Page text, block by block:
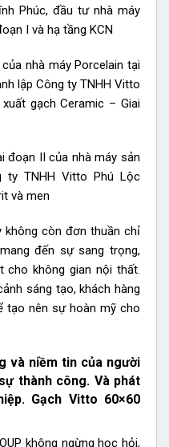
Phúc, đầu tư nhà máy
I và hạ tầng KCN
nhà máy Porcelain tại
lập Công ty TNHH Vitto
gạch Ceramic – Giai
đoạn II của nhà máy sản
ty TNHH Vitto Phú Lộc
và men
không còn đơn thuần chỉ
đến sự sang trọng,
cho không gian nội thất.
sáng tạo, khách hàng
tạo nên sự hoàn mỹ cho
và niềm tin của người
thành công. Và phát
Gạch Vitto 60×60
không ngừng học hỏi,